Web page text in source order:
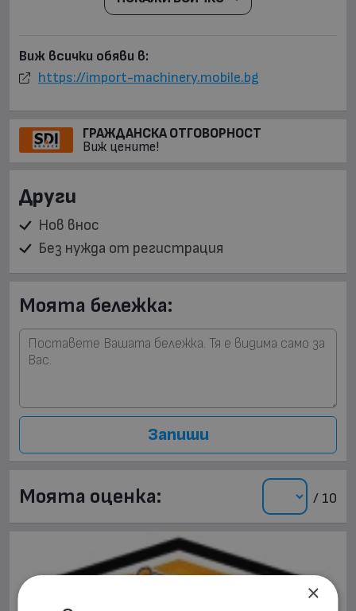
Виж всички обяви в:
https://import-machinery.mobile.bg
ГРАЖДАНСКА ОТГОВОРНОСТ
Виж цените!
Други
Нов внос
Без нужда от регистрация
Моята бележка:
Запиши
Моята оценка: / 10
×